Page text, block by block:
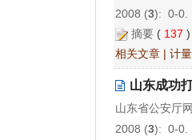
2008 (3): 0-0.
摘要 ( 137
相关文章 | 计
山东成功
山东省公安厅
2008 (3): 0-0.